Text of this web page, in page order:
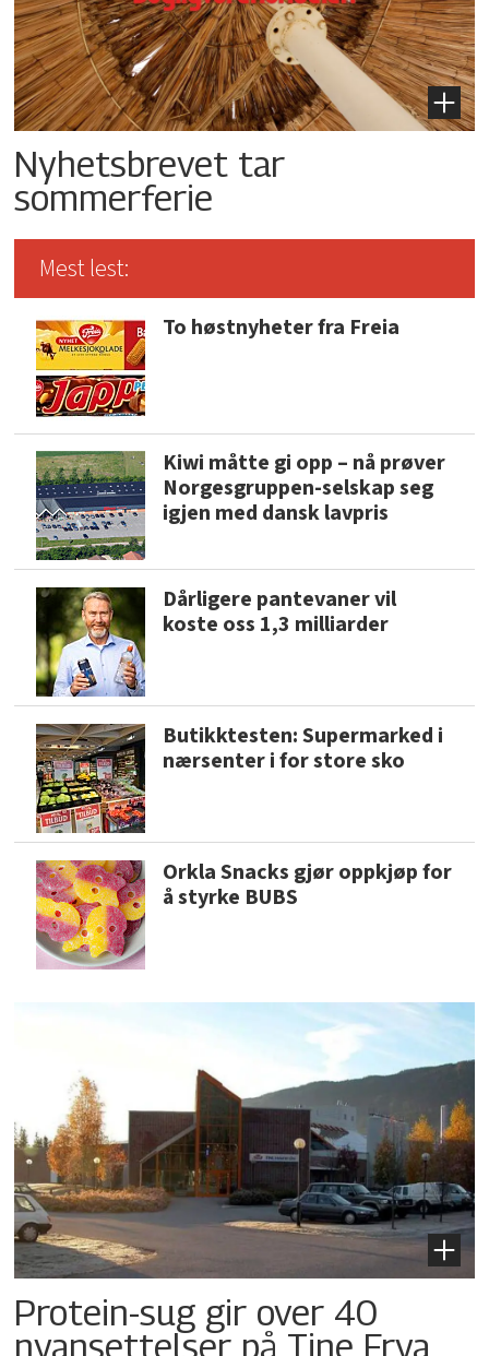
Nyhetsbrevet tar
sommerferie
Mest lest:
To høstnyheter fra Freia
Kiwi måtte gi opp – nå prøver
Norgesgruppen-selskap seg
igjen med dansk lavpris
Dårligere pantevaner vil
koste oss 1,3 milliarder
Butikktesten: Supermarked i
nærsenter i for store sko
Orkla Snacks gjør oppkjøp for
å styrke BUBS
Protein-sug gir over 40
nyansettelser på Tine Frya